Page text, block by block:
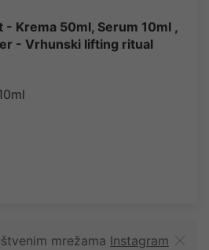
- Krema 50ml, Serum 10ml ,
- Vrhunski lifting ritual
mrežama Instagram